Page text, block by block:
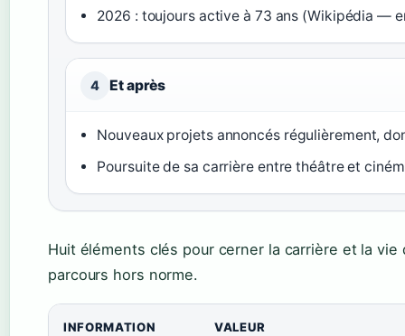
2026 : toujours active à 73 ans (Wikipédia —
4 Et après
Nouveaux projets annoncés régulièrement,
Poursuite de sa carrière entre théâtre et
Huit éléments clés pour cerner la carrière et la vie
parcours hors norme.
INFORMATION VALEUR